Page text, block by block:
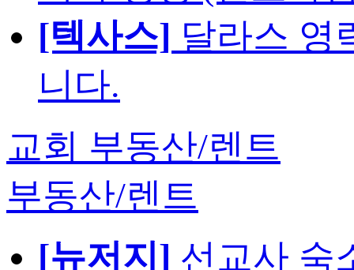
[텍사스] 달라스 영
니다.
교회 부동산/렌트
부동산/렌트
[뉴저지] 선교사 숙